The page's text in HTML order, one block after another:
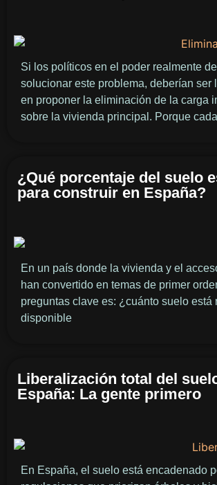
Si los políticos en el poder realmente
solucionar este problema, deberían ser
en proponer la eliminación de la carga
sobre la vivienda principal. Porque
¿Qué porcentaje del suelo
para construir en España?
En un país donde la vivienda y el
han convertido en temas de primer
preguntas clave es: ¿cuánto suelo está
disponible
Liberalización total del
España: La gente primero
En España, el suelo está encadenado